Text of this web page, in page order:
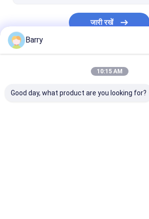
जारी रखें
Barry
10:15 AM
Good day, what product are you looking for?